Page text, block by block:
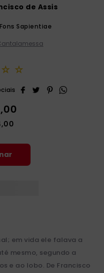
de Assis
Fons Sapientiae
☆ ☆
,00
,00
em vida ele falava a
mesmo, segundo a
e ao lobo. De Francisco